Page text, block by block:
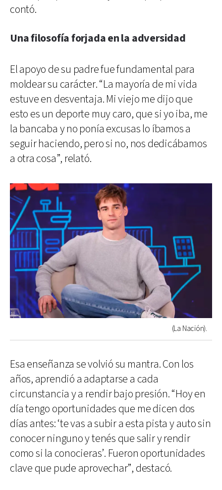
contó.
Una filosofía forjada en la adversidad
El apoyo de su padre fue fundamental para
moldear su carácter. “La mayoría de mi vida
estuve en desventaja. Mi viejo me dijo que
esto es un deporte muy caro, que si yo iba, me
la bancaba y no ponía excusas lo íbamos a
seguir haciendo, pero si no, nos dedicábamos
a otra cosa”, relató.
(La Nación).
Esa enseñanza se volvió su mantra. Con los
años, aprendió a adaptarse a cada
circunstancia y a rendir bajo presión. “Hoy en
día tengo oportunidades que me dicen dos
días antes: ‘te vas a subir a esta pista y auto sin
conocer ninguno y tenés que salir y rendir
como si la conocieras’. Fueron oportunidades
clave que pude aprovechar”, destacó.